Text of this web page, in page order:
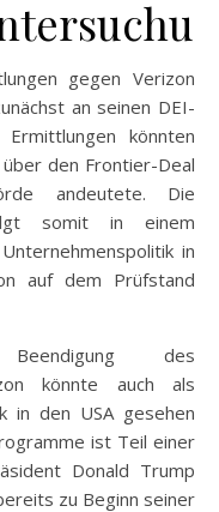
gegen Verizon
an seinen DEI-
könnten
den Frontier-Deal
andeutete. Die
somit in einem
in
auf dem Prüfstand
des
könnte auch als
in den USA gesehen
ist Teil einer
Donald Trump
zu Beginn seiner